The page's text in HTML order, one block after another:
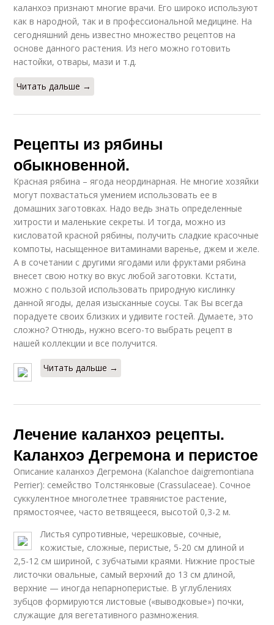
каланхоэ признают многие врачи. Его широко используют
как в народной, так и в профессиональной медицине. На
сегодняшний день известно множество рецептов на
основе данного растения. Из него можно готовить
настойки, отвары, мази и т.д.
Читать дальше →
Рецепты из рябины
обыкновенной.
Красная рябина – ягода неординарная. Не многие хозяйки
могут похвастаться умением использовать ее в
домашних заготовках. Надо ведь знать определенные
хитрости и маленькие секреты. И тогда, можно из
кисловатой красной рябины, получить сладкие красочные
компоты, насыщенное витаминами варенье, джем и желе.
А в сочетании с другими ягодами или фруктами рябина
внесет свою нотку во вкус любой заготовки. Кстати,
можно с пользой использовать природную кислинку
данной ягоды, делая изысканные соусы. Так Вы всегда
порадуете своих близких и удивите гостей. Думаете, это
сложно? Отнюдь, нужно всего-то выбрать рецепт в
нашей коллекции и все получится.
Читать дальше →
Лечение каланхоэ рецепты.
Каланхоэ Дегремона и перистое
Описание каланхоэ Дегремона (Kalanchoe daigremontiana
Perrier): семейство Толстянковые (Crassulaceae). Сочное
суккулентное многолетнее травянистое растение,
прямостоячее, часто ветвящееся, высотой 0,3-2 м.
Листья супротивные, черешковые, сочные,
кожистые, сложные, перистые, 5-20 см длиной и
2,5-12 см шириной, с зубчатыми краями. Нижние простые
листочки овальные, самый верхний до 13 см длиной,
верхние — иногда непарноперистые. В углублениях
зубцов формируются листовые («выводковые») почки,
служащие для вегетативного размножения.